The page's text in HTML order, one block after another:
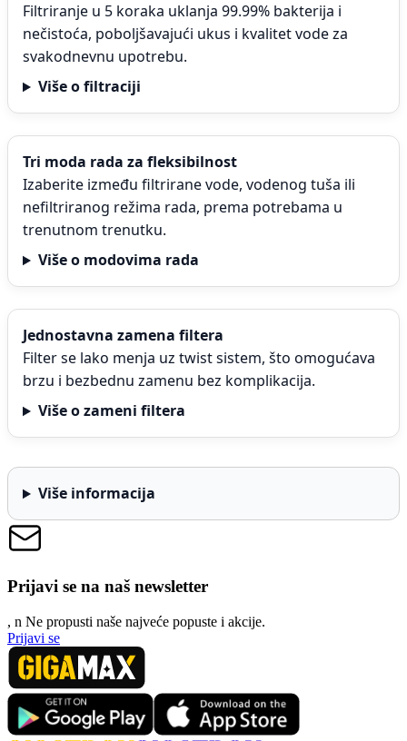
Filtriranje u 5 koraka uklanja 99.99% bakterija i
nečistoća, poboljšavajući ukus i kvalitet vode za
svakodnevnu upotrebu.
Više o filtraciji
Tri moda rada za fleksibilnost
Izaberite između filtrirane vode, vodenog tuša ili
nefiltriranog režima rada, prema potrebama u
trenutnom trenutku.
Više o modovima rada
Jednostavna zamena filtera
Filter se lako menja uz twist sistem, što omogućava
brzu i bezbednu zamenu bez komplikacija.
Više o zameni filtera
Više informacija
Prijavi se na naš newsletter
, n Ne propusti naše najveće popuste i akcije.
Prijavi se